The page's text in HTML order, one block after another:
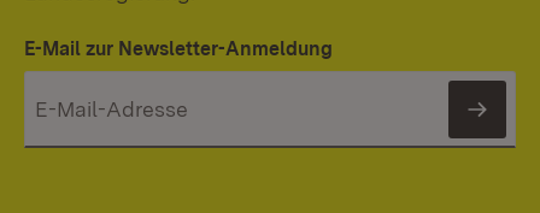
E-Mail zur Newsletter-Anmeldung